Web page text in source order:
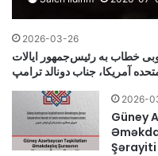
2026-03-26
خطاب به رئیس‌جمهور ایالات
آمریکا، جناب دونالد ترامپ
2026-
Güney
Şərayiti